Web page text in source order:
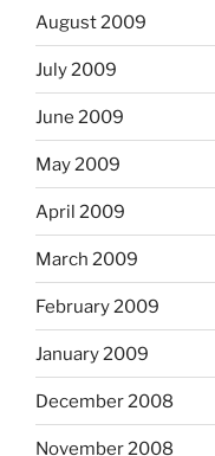
August 2009
July 2009
June 2009
May 2009
April 2009
March 2009
February 2009
January 2009
December 2008
November 2008